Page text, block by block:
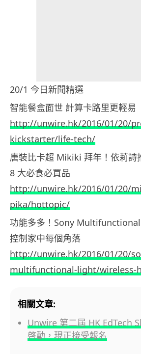
20/1 今日新聞精選
智能餐盒面世 計算卡路里更輕易
http://unwire.hk/2016/01/20/
kickstarter/life-tech/
唐裝比卡超 Mikiki 拜年！依莉詩
8 大必食必買品
http://unwire.hk/2016/01/20/
pika/hottopic/
功能多多！Sony
控制家中每個角落
http://unwire.hk/2016/01/20/
multifunctional-light/wireless-
相關文章:
Unwire 第二屆 HK EdTech
啓動，現正接受報名